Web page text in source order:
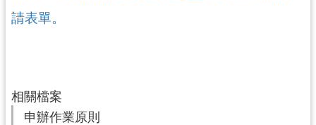
請表單。
相關檔案
申辦作業原則